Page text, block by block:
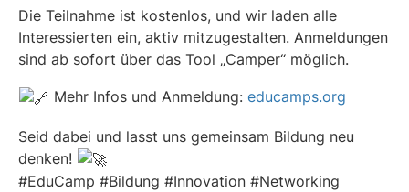
Die Teilnahme ist kostenlos, und wir laden alle
Interessierten ein, aktiv mitzugestalten. Anmeldungen
sind ab sofort über das Tool „Camper“ möglich.
Mehr Infos und Anmeldung:educamps.org
Seid dabei und lasst uns gemeinsam Bildung neu
denken!
#EduCamp #Bildung #Innovation #Networking